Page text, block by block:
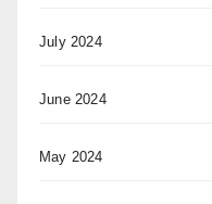
July 2024
June 2024
May 2024